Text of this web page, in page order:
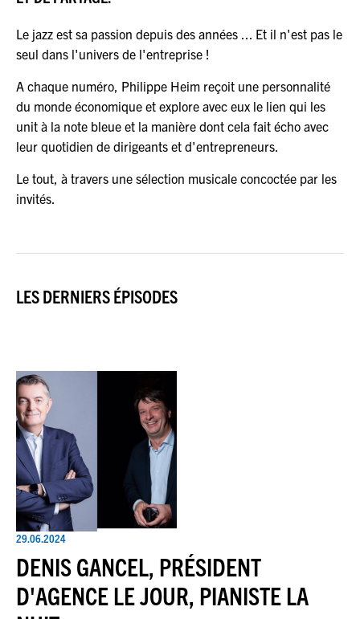
JEU DU JOUR
ESPACEPREMIUM
Le jazz est sa passion depuis des années ... Et il n'est pas le
seul dans l'univers de l'entreprise !
A chaque numéro, Philippe Heim reçoit une personnalité
du monde économique et explore avec eux le lien qui les
unit à la note bleue et la manière dont cela fait écho avec
leur quotidien de dirigeants et d'entrepreneurs.
Le tout, à travers une sélection musicale concoctée par les
invités.
LES DERNIERS ÉPISODES
29.06.2024
DENIS GANCEL, PRÉSIDENT
D'AGENCE LE JOUR, PIANISTE LA